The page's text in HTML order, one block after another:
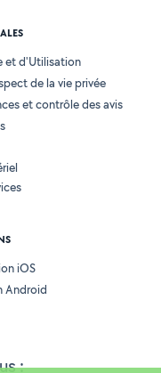
:
et d'Utilisation
de la vie privée
et contrôle des avis
iOS
Android